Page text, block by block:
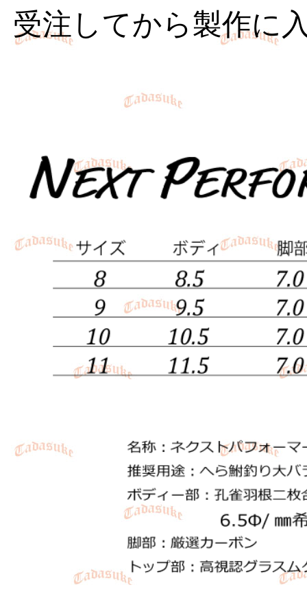
受注してから製作に